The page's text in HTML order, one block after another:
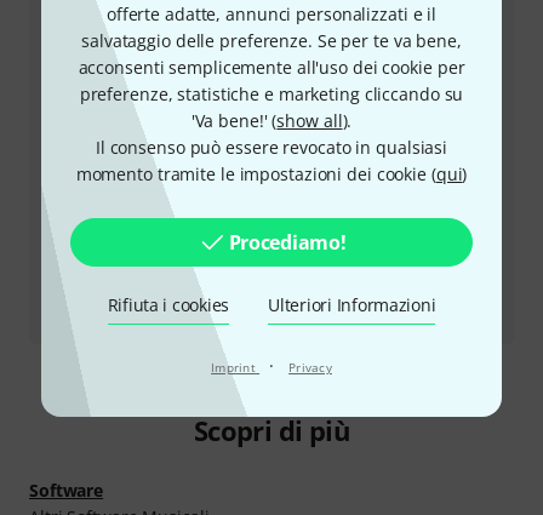
offerte adatte, annunci personalizzati e il
salvataggio delle preferenze. Se per te va bene,
acconsenti semplicemente all'uso dei cookie per
preferenze, statistiche e marketing cliccando su
'Va bene!' (show all).
Il consenso può essere revocato in qualsiasi
momento tramite le impostazioni dei cookie (qui)
Procediamo!
Rifiuta i cookies Ulteriori Informazioni
Imprint · Privacy
Orari di apertura (CEST - Ora legale
dell'Europa centrale)
Utilizza il servizio di richiamata
Altre opzioni di contatto
Restituire un prodotto
Tutti i contatti
Scopri di più
Software